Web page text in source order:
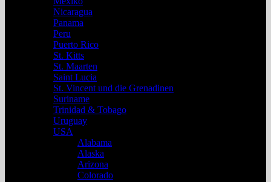
Nicaragua
Panama
Peru
Puerto Rico
St. Kitts
St. Maarten
Saint Lucia
St. Vincent und die Grenadinen
Suriname
Trinidad & Tobago
Uruguay
USA
Alabama
Alaska
Arizona
Colorado